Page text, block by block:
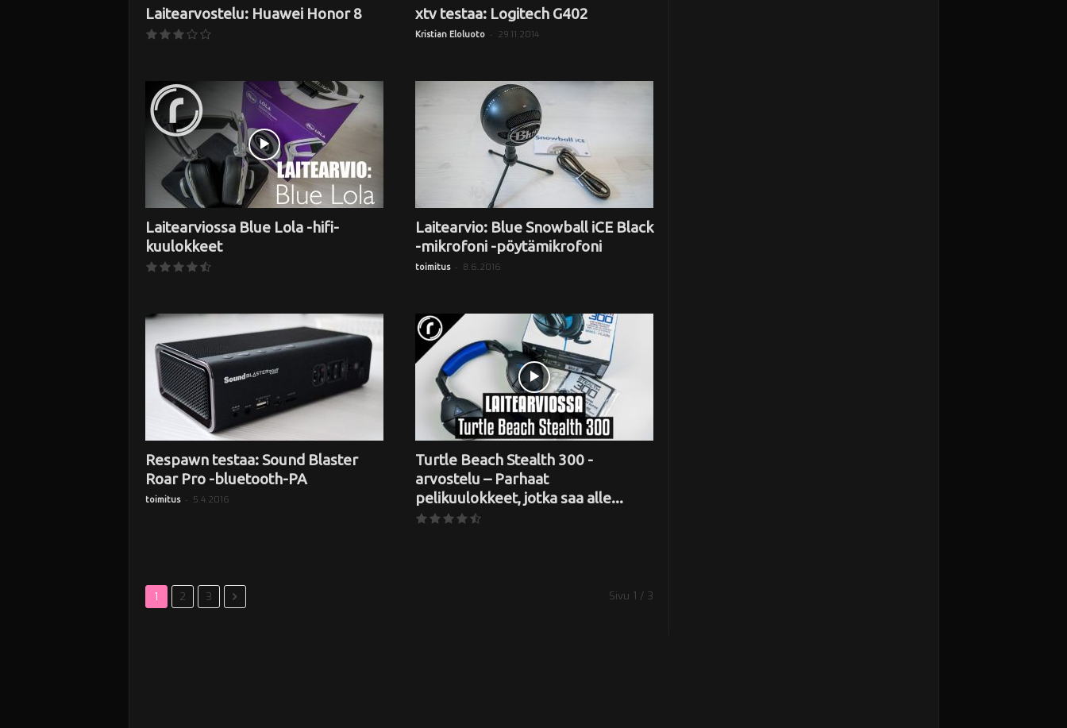
Laitearvostelu: Huawei Honor 8 xtv testaa: Logitech G402
Kristian Eloluoto - 29.11.2014
Laitearviossa Blue Lola -hifi-
kuulokkeet
Laitearvio: Blue Snowball iCE Black
-mikrofoni -pöytämikrofoni
toimitus - 8.6.2016
Respawn testaa: Sound Blaster
Roar Pro -bluetooth-PA
toimitus - 5.4.2016
Turtle Beach Stealth 300 -
arvostelu – Parhaat
pelikuulokkeet, jotka saa alle...
1 2 3 Sivu 1 / 3